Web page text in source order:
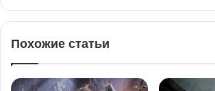
Похожие статьи